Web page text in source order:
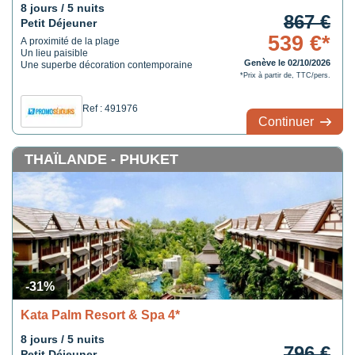
plat deboat noodles
8 jours / 5 nuits
Petit Déjeuner
A proximité de la plage
Un lieu paisible
Une superbe décoration contemporaine
Ref : 491976
867 €
539 €*
Genève le 02/10/2026
*Prix à partir de, TTC/pers.
Continuer
-31%
THAÏLANDE - PHUKET
Kata Palm Resort & Spa 4*
8 jours / 5 nuits